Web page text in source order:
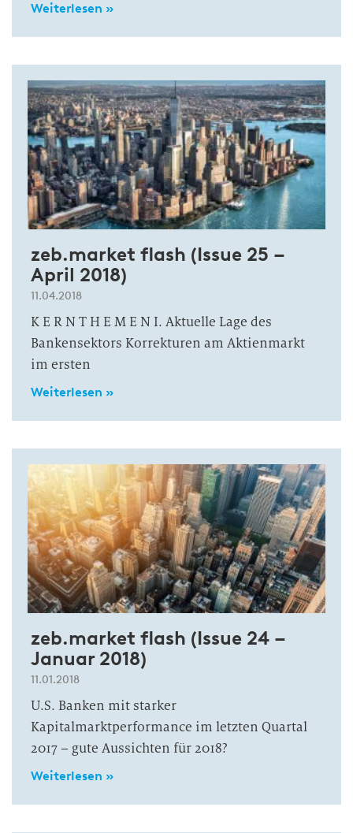
Weiterlesen »
zeb.market flash (Issue 25 –
April 2018)
11.04.2018
K E R N T H E M E N I. Aktuelle Lage des
Bankensektors Korrekturen am Aktienmarkt
im ersten
Weiterlesen »
zeb.market flash (Issue 24 –
Januar 2018)
11.01.2018
U.S. Banken mit starker
Kapitalmarktperformance im letzten Quartal
2017 – gute Aussichten für 2018?
Weiterlesen »